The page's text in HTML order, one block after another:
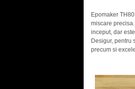
Epomaker
miscare
inceput, dar
Desigur, pentru
precum si